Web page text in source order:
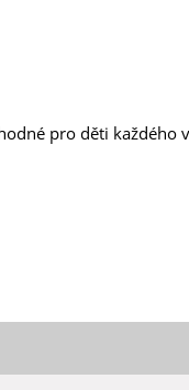
pro děti každého